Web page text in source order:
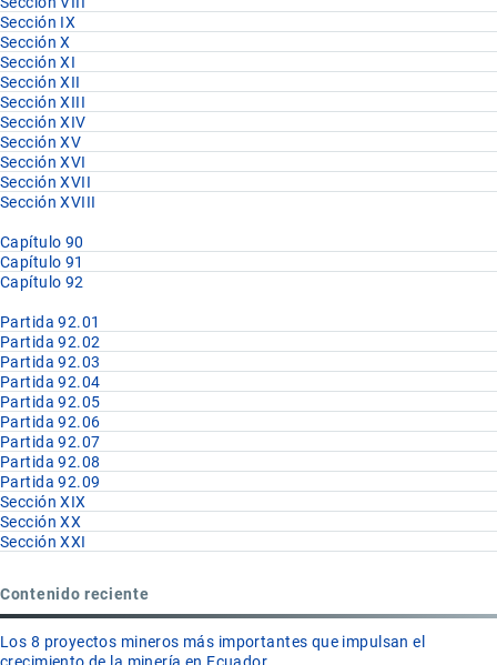
Sección IX
Sección X
Sección XI
Sección XII
Sección XIII
Sección XIV
Sección XV
Sección XVI
Sección XVII
Sección XVIII
Capítulo 90
Capítulo 91
Capítulo 92
Partida 92.01
Partida 92.02
Partida 92.03
Partida 92.04
Partida 92.05
Partida 92.06
Partida 92.07
Partida 92.08
Partida 92.09
Sección XIX
Sección XX
Sección XXI
Contenido reciente
Los 8 proyectos mineros más importantes que impulsan el